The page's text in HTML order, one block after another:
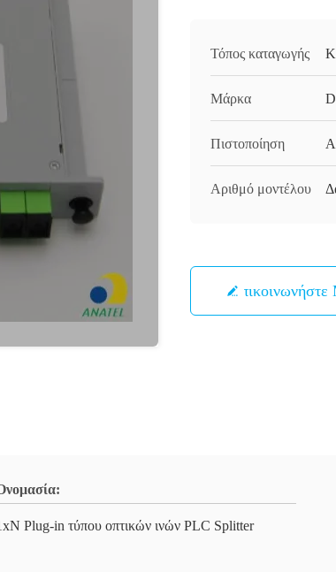
Τόπος καταγωγής
Μάρκα
Πιστοποίηση
Αριθμό μοντέλου
Επικοινωνήστε
Plug-in τύπου οπτικών ινών PLC Splitter